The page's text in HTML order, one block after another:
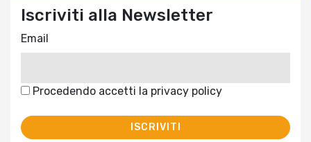
Iscriviti alla Newsletter
Email
Procedendo accetti la privacy policy